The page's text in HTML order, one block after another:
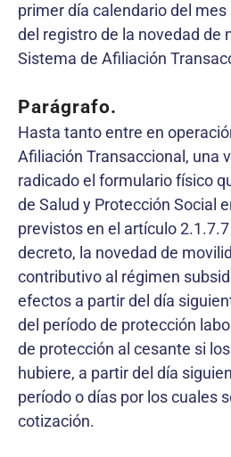
primer día calendario del
del registro de la novedad de
Sistema de Afiliación
Parágrafo.
Hasta tanto entre en
Afiliación Transaccional, una
radicado el formulario físico
de Salud y Protección Social
previstos en el artículo
decreto, la novedad de
contributivo al régimen
efectos a partir del día
del período de protección
de protección al cesante si
hubiere, a partir del día
período o días por los cuales
cotización.